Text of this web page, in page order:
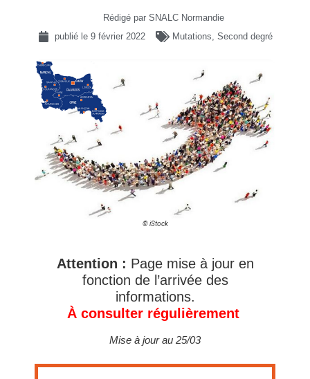
Rédigé par SNALC Normandie
publié le 9 février 2022 Mutations, Second degré
© iStock
Attention : Page mise à jour en
fonction de l’arrivée des
informations.
À consulter régulièrement
Mise à jour au 25/03